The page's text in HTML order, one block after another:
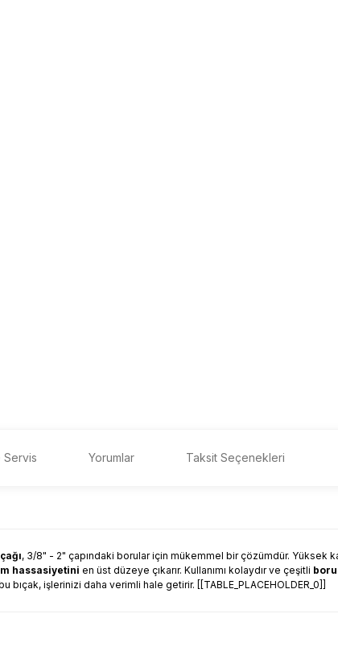
Servis Yorumlar Taksit Seçenekleri
, 3/8" - 2" çapındaki borular için mükemmel bir çözümdür. Yüksek
hassasiyetini en üst düzeye çıkarır. Kullanımı kolaydır ve çeşitli
bıçak, işlerinizi daha verimli hale getirir. [[TABLE_PLACEHOLDER_0]]